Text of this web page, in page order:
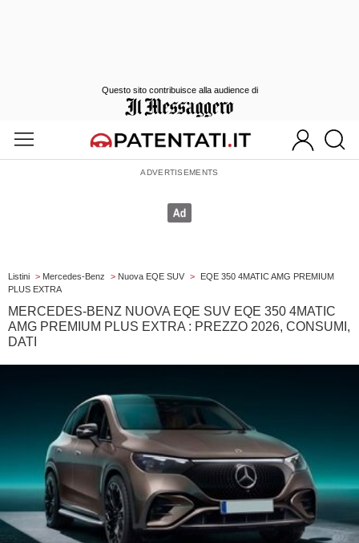
Listini > Mercedes-Benz > Nuova EQE SUV >
EQE 350 4MATIC AMG PREMIUM
PLUS EXTRA
MERCEDES-BENZ NUOVA EQE SUV EQE 350 4MATIC
AMG PREMIUM PLUS EXTRA : PREZZO 2026, CONSUMI,
DATI
Questo sito contribuisce alla audience di